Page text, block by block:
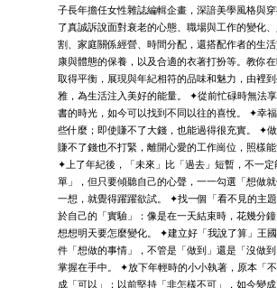
子長年擔任女性雜誌編輯企畫，深諳美學風格與
了真誠訴說面對衰老的心態、職場與工作的變化
割、家庭關係經營、時間分配，還搭配作者的生
康與體態的保養，以及合適的衣著打扮等。教你
取得平衡，展現與年紀相符的品味和魅力，由裡
雅，為生活注入美好的能量。 ✦從前忙碌時無法
書的時光，如今可以找到不同以往的喜悅。 ✦幸
些什麼；即使賺不了大錢，也能過得很充實。 ✦做
賺不了錢也不打緊，離開心愛的工作崗位，照樣能
✦上了年紀後，「未來」比「過去」短暫，不一定
單」，但只要傾聽自己的心聲，一一勾選「想做
一想，就覺得躍躍欲試。 ✦找一個「看不見的主
於自己的「實驗」：像是在一天結束時，花幾分鐘
想想明天要怎麼變化。 ✦建立好「我說了算」王
件「想做的事情」，不管是「做到」還是「沒做
掌握在手中。 ✦放下年輕時的小小執著，原本「
成「可以」；以前堅持「非怎樣不可」，如今變